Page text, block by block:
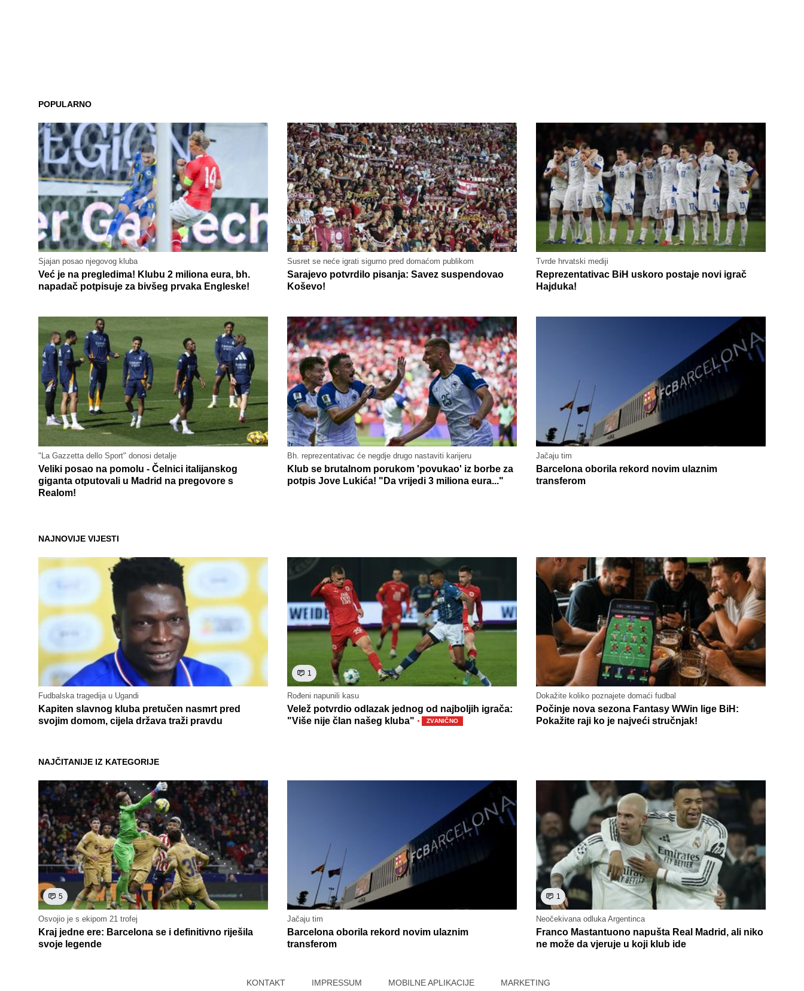
POPULARNO
Sjajan posao njegovog kluba
Već je na pregledima! Klubu 2 miliona eura, bh.
napadač potpisuje za bivšeg prvaka Engleske!
Susret se neće igrati sigurno pred domaćom publikom
Sarajevo potvrdilo pisanja: Savez suspendovao
Koševo!
Tvrde hrvatski mediji
Reprezentativac BiH uskoro postaje novi igrač
Hajduka!
"La Gazzetta dello Sport" donosi detalje
Veliki posao na pomolu - Čelnici italijanskog
giganta otputovali u Madrid na pregovore s
Realom!
Bh. reprezentativac će negdje drugo nastaviti karijeru
Klub se brutalnom porukom 'povukao' iz borbe za
potpis Jove Lukića! "Da vrijedi 3 miliona eura..."
Jačaju tim
Barcelona oborila rekord novim ulaznim
transferom
NAJNOVIJE VIJESTI
Fudbalska tragedija u Ugandi
Kapiten slavnog kluba pretučen nasmrt pred
svojim domom, cijela država traži pravdu
1
Rođeni napunili kasu
Velež potvrdio odlazak jednog od najboljih igrača:
"Više nije član našeg kluba" · ZVANIČNO
Dokažite koliko poznajete domaći fudbal
Počinje nova sezona Fantasy WWin lige BiH:
Pokažite raji ko je najveći stručnjak!
NAJČITANIJE IZ KATEGORIJE
5
Osvojio je s ekipom 21 trofej
Kraj jedne ere: Barcelona se i definitivno riješila
svoje legende
Jačaju tim
Barcelona oborila rekord novim ulaznim
transferom
1
Neočekivana odluka Argentinca
Franco Mastantuono napušta Real Madrid, ali niko
ne može da vjeruje u koji klub ide
KONTAKT IMPRESSUM MOBILNE APLIKACIJE MARKETING